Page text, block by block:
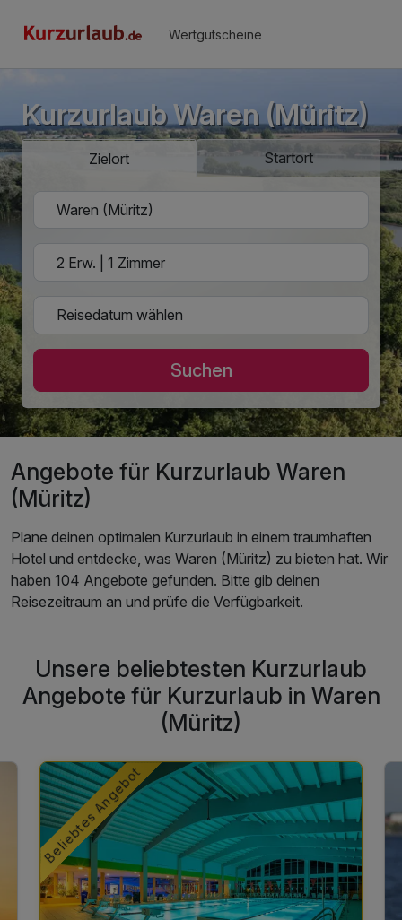
Wertgutscheine
Kurzurlaub Waren (Müritz)
Zielort Startort
Suchen
Angebote für Kurzurlaub Waren
(Müritz)
Plane deinen optimalen Kurzurlaub in einem traumhaften
Hotel und entdecke, was Waren (Müritz) zu bieten hat. Wir
haben 104 Angebote gefunden. Bitte gib deinen
Reisezeitraum an und prüfe die Verfügbarkeit.
Unsere beliebtesten Kurzurlaub
Angebote für Kurzurlaub in Waren
(Müritz)
Beliebtes Angebot